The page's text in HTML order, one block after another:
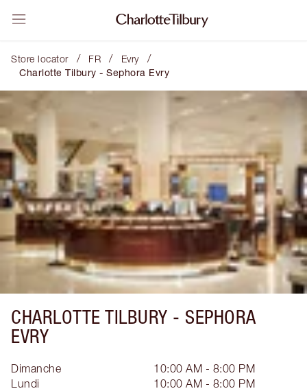
Store locator / FR / Evry /
Charlotte Tilbury - Sephora Evry
CHARLOTTE TILBURY - SEPHORA
EVRY
Dimanche
10:00 AM - 8:00 PM
Lundi
10:00 AM - 8:00 PM